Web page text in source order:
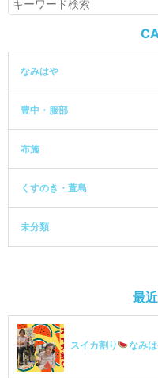
なみはや
豊中・服部
布施
くすのき・萱島
未分類
最
スイカ割り なみ